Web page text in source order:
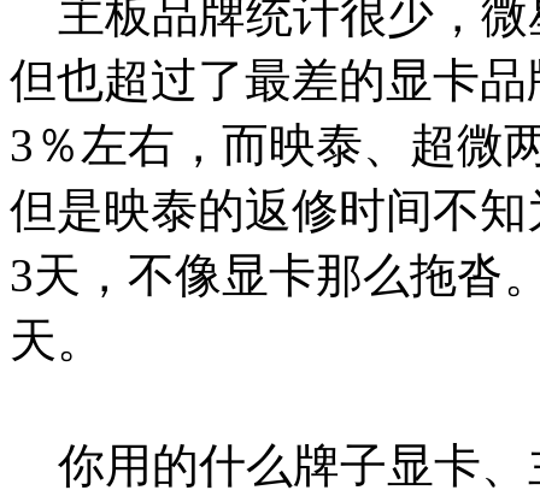
主板品牌统计很少，微
但也超过了最差的显卡
3％左右，而映泰、超微
但是映泰的返修时间不
3天，不像显卡那么拖沓
天。
你用的什么牌子显卡、